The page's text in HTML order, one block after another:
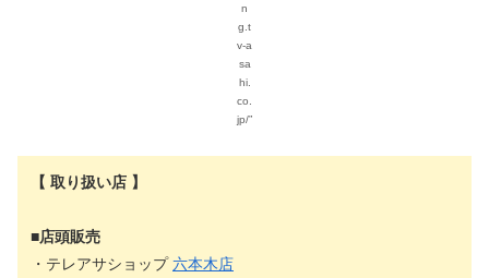
n
g.t
v-a
sa
hi.
co.
jp/”
【 取り扱い店 】
■店頭販売
・テレアサショップ六本木店